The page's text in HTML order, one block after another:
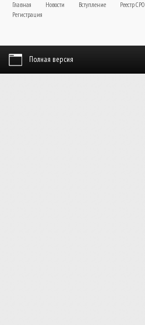
Главная Новости Вступление Реестр СРО
Регистрация
Полная версия